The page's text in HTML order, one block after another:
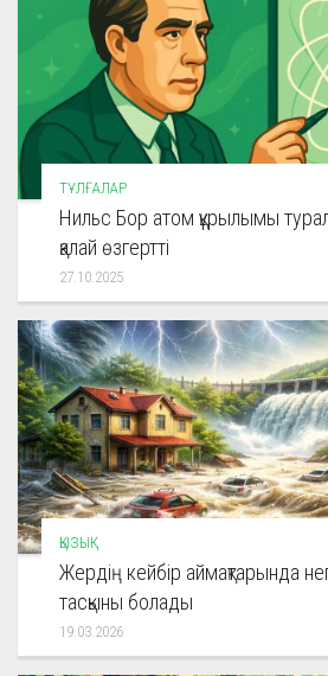
ТҰЛҒАЛАР
Нильс Бор атом құрылымы
қалай өзгертті
27.10.2025
ҚЫЗЫҚ
Жердің кейбір аймақтарында
тасқыны болады
19.03.2026